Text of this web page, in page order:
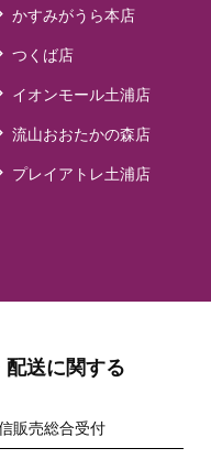
かすみがうら本店
つくば店
イオンモール土浦店
流山おおたかの森店
プレイアトレ土浦店
配送に関する
販売総合受付